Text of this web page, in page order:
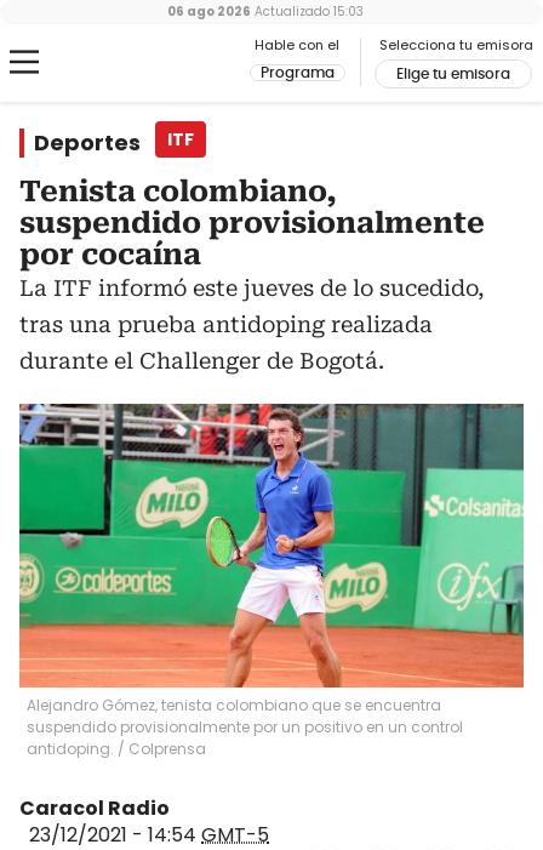
Hable con el
Programa
Selecciona tu emisora
Elige tu emisora
06 ago 2026 Actualizado 15:03
Deportes ITF
Tenista colombiano,
suspendido provisionalmente
por cocaína
La ITF informó este jueves de lo sucedido,
tras una prueba antidoping realizada
durante el Challenger de Bogotá.
Alejandro Gómez, tenista colombiano que se encuentra
suspendido provisionalmente por un positivo en un control
antidoping. / Colprensa
Caracol Radio
23/12/2021 - 14:54 GMT-5